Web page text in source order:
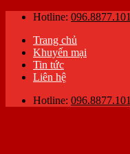
Skip
content
Hotline: 096.8877.101
Trang chủ
Khuyến mại
Tin tức
Liên hệ
Hotline: 096.8877.101